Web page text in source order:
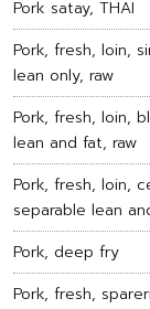
Pork satay, THAI
Pork, fresh, loin,
lean only, raw
Pork, fresh, loin,
lean and fat, raw
Pork, fresh, loin,
separable lean
Pork, deep fry
Pork, fresh,